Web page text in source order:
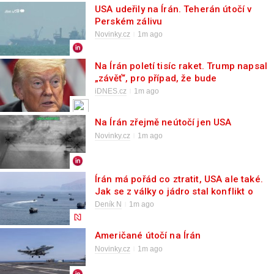
USA udeřily na Írán. Teherán útočí v
Perském zálivu
Novinky.cz 1m ago
Na Írán poletí tisíc raket. Trump napsal
„závěť“, pro případ, že bude
zavražděn
iDNES.cz 1m ago
Na Írán zřejmě neútočí jen USA
Novinky.cz 1m ago
Írán má pořád co ztratit, USA ale také.
Jak se z války o jádro stal konflikt o
ropu
Deník N 1m ago
Američané útočí na Írán
Novinky.cz 1m ago